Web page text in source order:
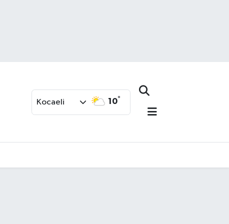
Kocaeli 10°